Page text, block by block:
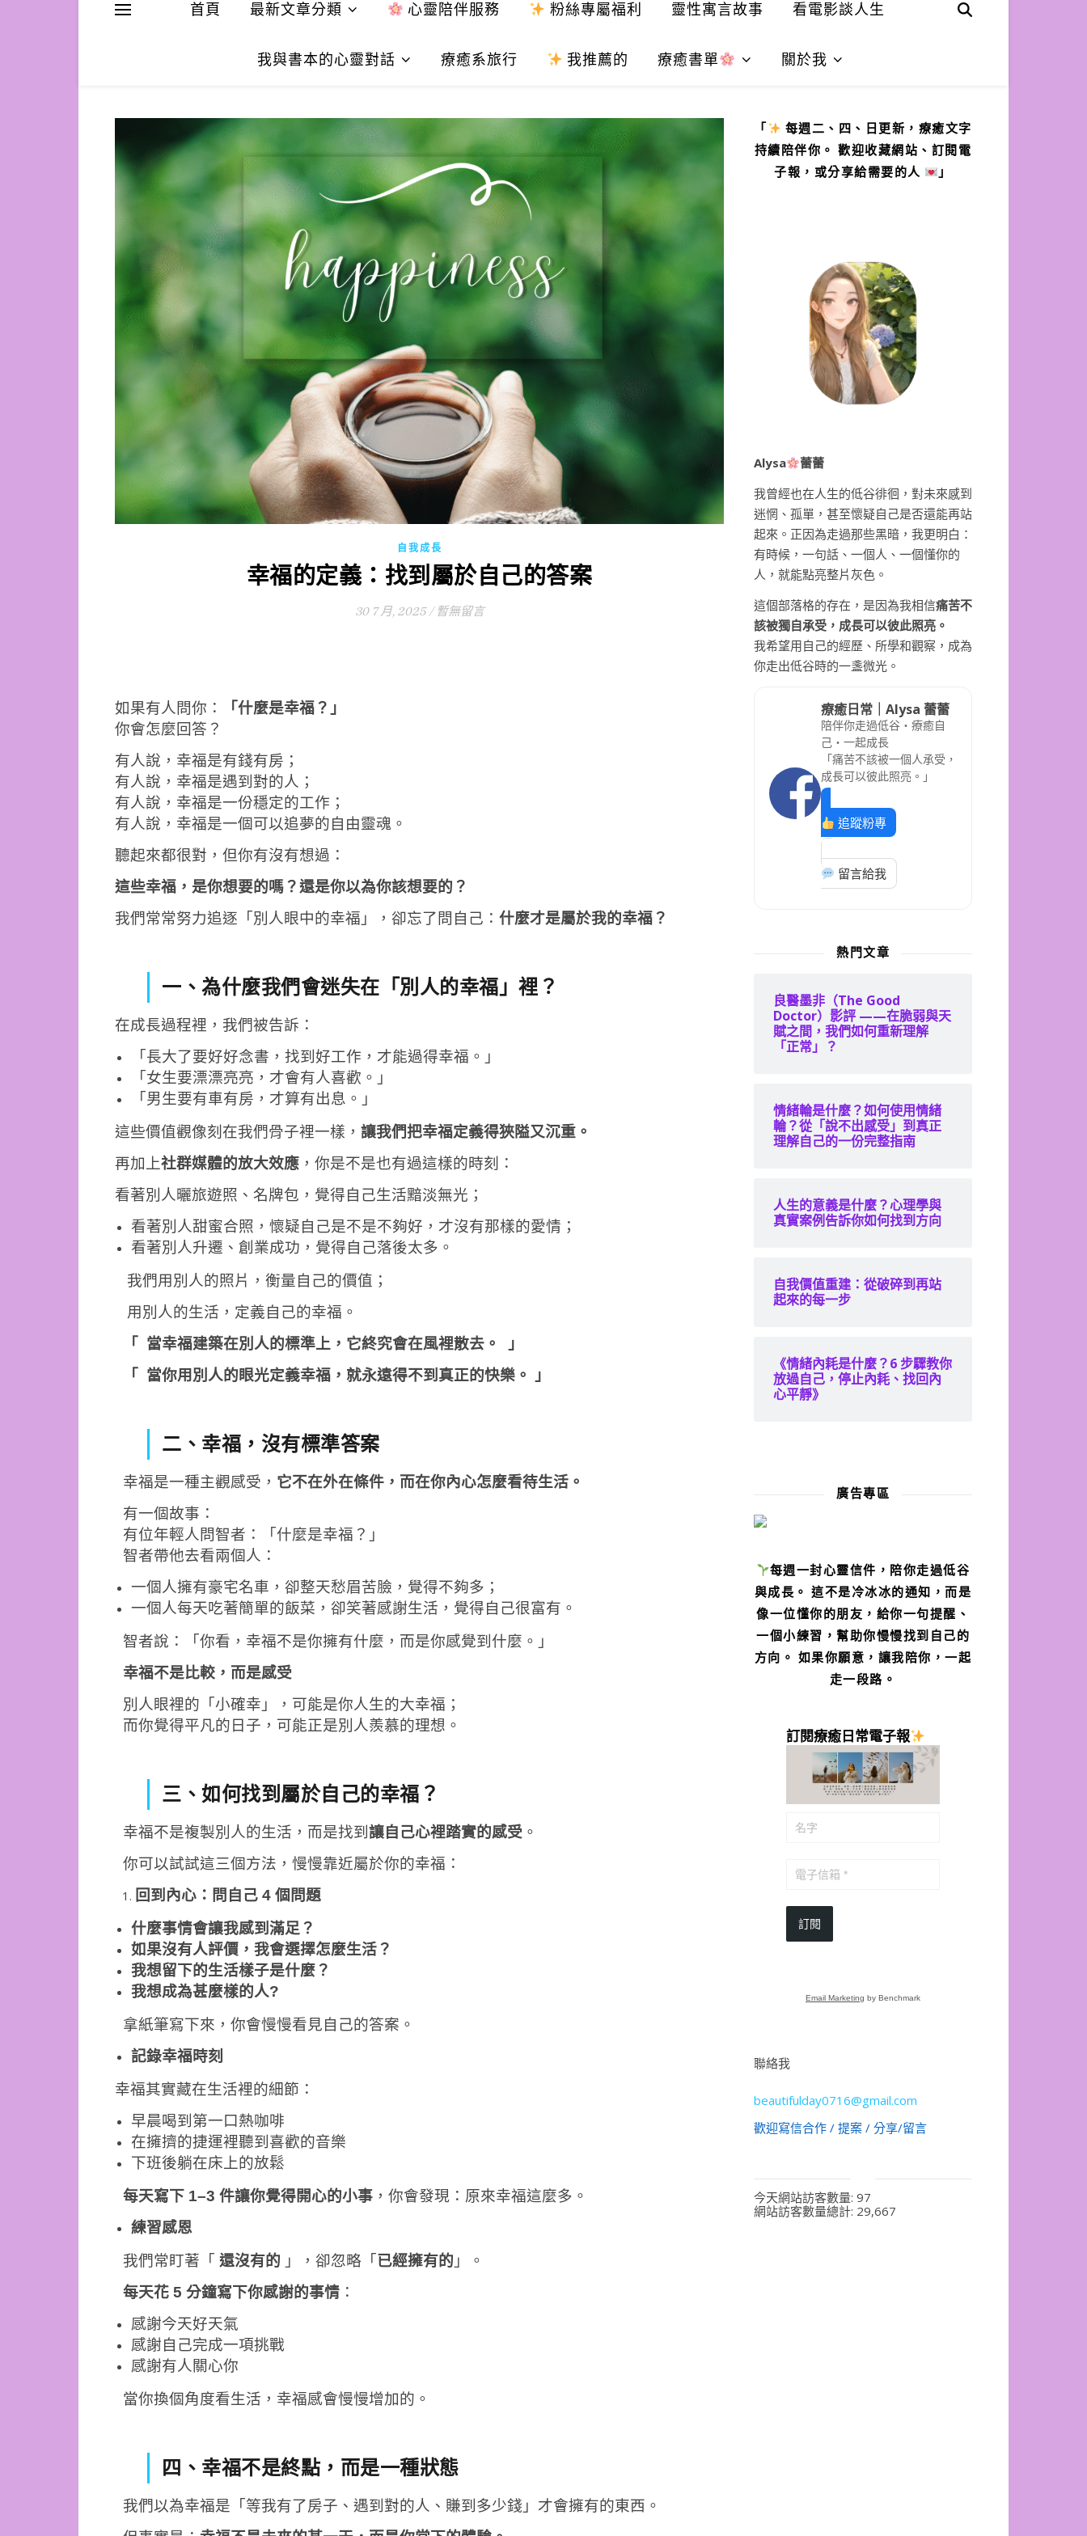
首頁 最新文章分類 心靈陪伴服務 粉絲專屬福利 靈性寓言故事 看電影談人生
我與書本的心靈對話 療癒系旅行 我推薦的 療癒書單 關於我
自我成長
幸福的定義：找到屬於自己的答案
30 7 月, 2025 / 暫無留言
如果有人問你：
「什麼是幸福？」
你會怎麼回答？
有人說，幸福是有錢有房；
有人說，幸福是遇到對的人；
有人說，幸福是一份穩定的工作；
有人說，幸福是一個可以追夢的自由靈魂。
聽起來都很對，但你有沒有想過：
這些幸福，是你想要的嗎？還是你以為你該想要的？
我們常常努力追逐「別人眼中的幸福」，卻忘了問自己： 什麼才是屬於我的幸福？
一、為什麼我們會迷失在「別人的幸福」裡？
在成長過程裡，我們被告訴：
「長大了要好好念書，找到好工作，才能過得幸福。」
「女生要漂漂亮亮，才會有人喜歡。」
「男生要有車有房，才算有出息。」
這些價值觀像刻在我們骨子裡一樣， 讓我們把幸福定義得狹隘又沉重。
再加上社群媒體的放大效應 ，你是不是也有過這樣的時刻：
看著別人曬旅遊照、名牌包，覺得自己生活黯淡無光；
看著別人甜蜜合照，懷疑自己是不是不夠好，才沒有那樣的愛情；
看著別人升遷、創業成功，覺得自己落後太多。
我們用別人的照片，衡量自己的價值；
用別人的生活，定義自己的幸福。
「 當幸福建築在別人的標準上，它終究會在風裡散去。 」
「 當你用別人的眼光定義幸福，就永遠得不到真正的快樂。 」
二、幸福，沒有標準答案
幸福是一種主觀感受， 它不在外在條件，而在你內心怎麼看待生活。
有一個故事：
有位年輕人問智者：「什麼是幸福？」
智者帶他去看兩個人：
一個人擁有豪宅名車，卻整天愁眉苦臉，覺得不夠多；
一個人每天吃著簡單的飯菜，卻笑著感謝生活，覺得自己很富有。
智者說：「你看，幸福不是你擁有什麼，而是你感覺到什麼。」
幸福不是比較，而是感受
別人眼裡的「小確幸」，可能是你人生的大幸福；
而你覺得平凡的日子，可能正是別人羨慕的理想。
三、如何找到屬於自己的幸福？
幸福不是複製別人的生活，而是找到 讓自己心裡踏實的感受 。
你可以試試這三個方法，慢慢靠近屬於你的幸福：
回到內心：問自己 4 個問題
什麼事情會讓我感到滿足？
如果沒有人評價，我會選擇怎麼生活？
我想留下的生活樣子是什麼？
我想成為甚麼樣的人?
拿紙筆寫下來，你會慢慢看見自己的答案。
記錄幸福時刻
幸福其實藏在生活裡的細節：
早晨喝到第一口熱咖啡
在擁擠的捷運裡聽到喜歡的音樂
下班後躺在床上的放鬆
每天寫下 1–3 件讓你覺得開心的小事 ，你會發現：原來幸福這麼多。
練習感恩
我們常盯著「 還沒有的 」，卻忽略「 已經擁有的 」。
每天花 5 分鐘寫下你感謝的事情 ：
感謝今天好天氣
感謝自己完成一項挑戰
感謝有人關心你
當你換個角度看生活，幸福感會慢慢增加的。
四、幸福不是終點，而是一種狀態
我們以為幸福是「等我有了房子、遇到對的人、賺到多少錢」才會擁有的東西。
「
每週二、四、日更新，療癒文字
持續陪伴你。 歡迎收藏網站、訂閱電
子報，或分享給需要的人
」
Alysa
蕾蕾
我曾經也在人生的低谷徘徊，對未來感到
迷惘、孤單，甚至懷疑自己是否還能再站
起來。正因為走過那些黑暗，我更明白：
有時候，一句話、一個人、一個懂你的
人，就能點亮整片灰色。
這個部落格的存在，是因為我相信痛苦不
該被獨自承受，成長可以彼此照亮。
我希望用自己的經歷、所學和觀察，成為
你走出低谷時的一盞微光。
療癒日常｜Alysa 蕾蕾
陪伴你走過低谷・療癒自
己・一起成長
「痛苦不該被一個人承受，
成長可以彼此照亮。」
追蹤粉專
留言給我
熱門文章
良醫墨非（The Good
Doctor）影評 ——在脆弱與天
賦之間，我們如何重新理解
「正常」？
情緒輪是什麼？如何使用情緒
輪？從「說不出感受」到真正
理解自己的一份完整指南
人生的意義是什麼？心理學與
真實案例告訴你如何找到方向
自我價值重建：從破碎到再站
起來的每一步
《情緒內耗是什麼？6 步驟教你
放過自己，停止內耗、找回內
心平靜》
廣告專區
每週一封心靈信件，陪你走過低谷
與成長。 這不是冷冰冰的通知，而是
像一位懂你的朋友，給你一句提醒、
一個小練習，幫助你慢慢找到自己的
方向。 如果你願意，讓我陪你，一起
走一段路。
訂閱療癒日常電子報
訂閱
Email Marketing by Benchmark
聯絡我
beautifulday0716@gmail.com
歡迎寫信合作 / 提案 / 分享/留言
今天網站訪客數量: 97
網站訪客數量總計: 29,667